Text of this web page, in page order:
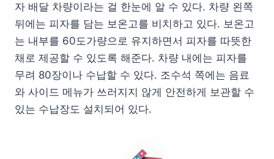
자 배달 차량이라는 걸 한눈에 알 수 있다. 차량 왼쪽
뒤에는 피자를 담는 보온고를 비치하고 있다. 보온고
는 내부를 60도가량으로 유지하면서 피자를 따뜻한
채로 제공할 수 있도록 해준다. 차량 내에는 피자를
무려 80장이나 수납할 수 있다. 조수석 쪽에는 음료
와 사이드 메뉴가 쓰러지지 않게 안전하게 보관할 수
있는 수납장도 설치되어 있다.